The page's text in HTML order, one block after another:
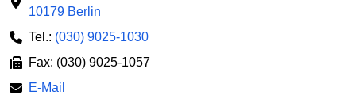
10179 Berlin
Tel.: (030) 9025-1030
Fax: (030) 9025-1057
E-Mail